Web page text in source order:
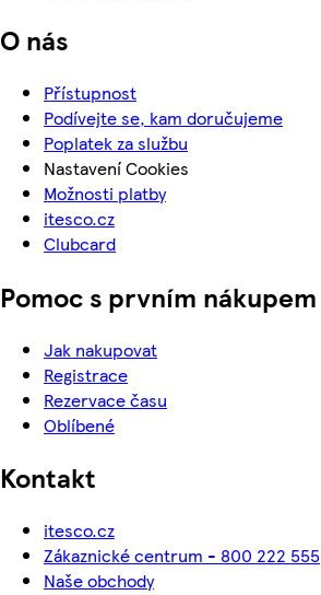
O nás
Přístupnost
Podívejte se, kam doručujeme
Poplatek za službu
Nastavení Cookies
Možnosti platby
itesco.cz
Clubcard
Pomoc s prvním nákupem
Jak nakupovat
Registrace
Rezervace času
Oblíbené
Kontakt
itesco.cz
Zákaznické centrum - 800 222 555
Naše obchody